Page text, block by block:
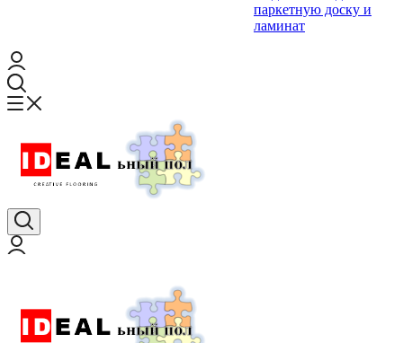
паркетную доску и
ламинат